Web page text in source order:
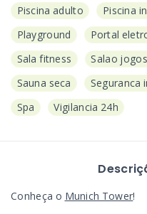
Piscina adulto
Piscina
Playground
Portal
Sala fitness
Salao jogos
Sauna seca
Seguranca
Spa
Vigilancia 24h
Conheça o Munich Tower!